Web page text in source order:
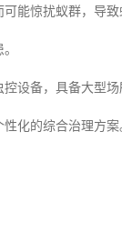
能惊扰蚁群，导
设备，具备大型场
化的综合治理方